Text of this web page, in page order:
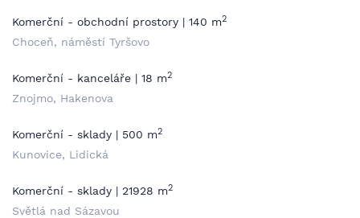
Komerční - obchodní prostory | 140 m2
Choceň, náměstí Tyršovo
Komerční - kanceláře | 18 m2
Znojmo, Hakenova
Komerční - sklady | 500 m2
Kunovice, Lidická
Komerční - sklady | 21928 m2
Světlá nad Sázavou